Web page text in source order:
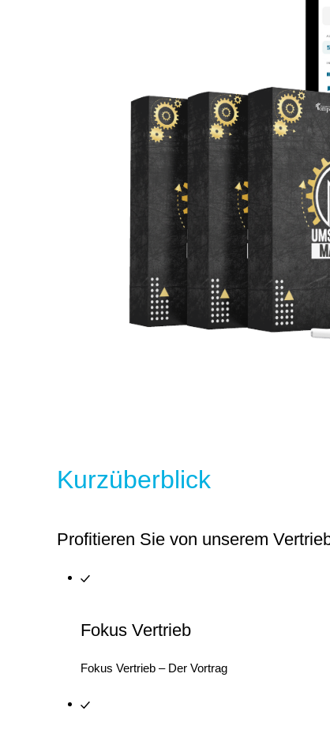
Kurzüberblick
Profitieren Sie von unserem
Fokus Vertrieb
Fokus Vertrieb – Der Vortrag